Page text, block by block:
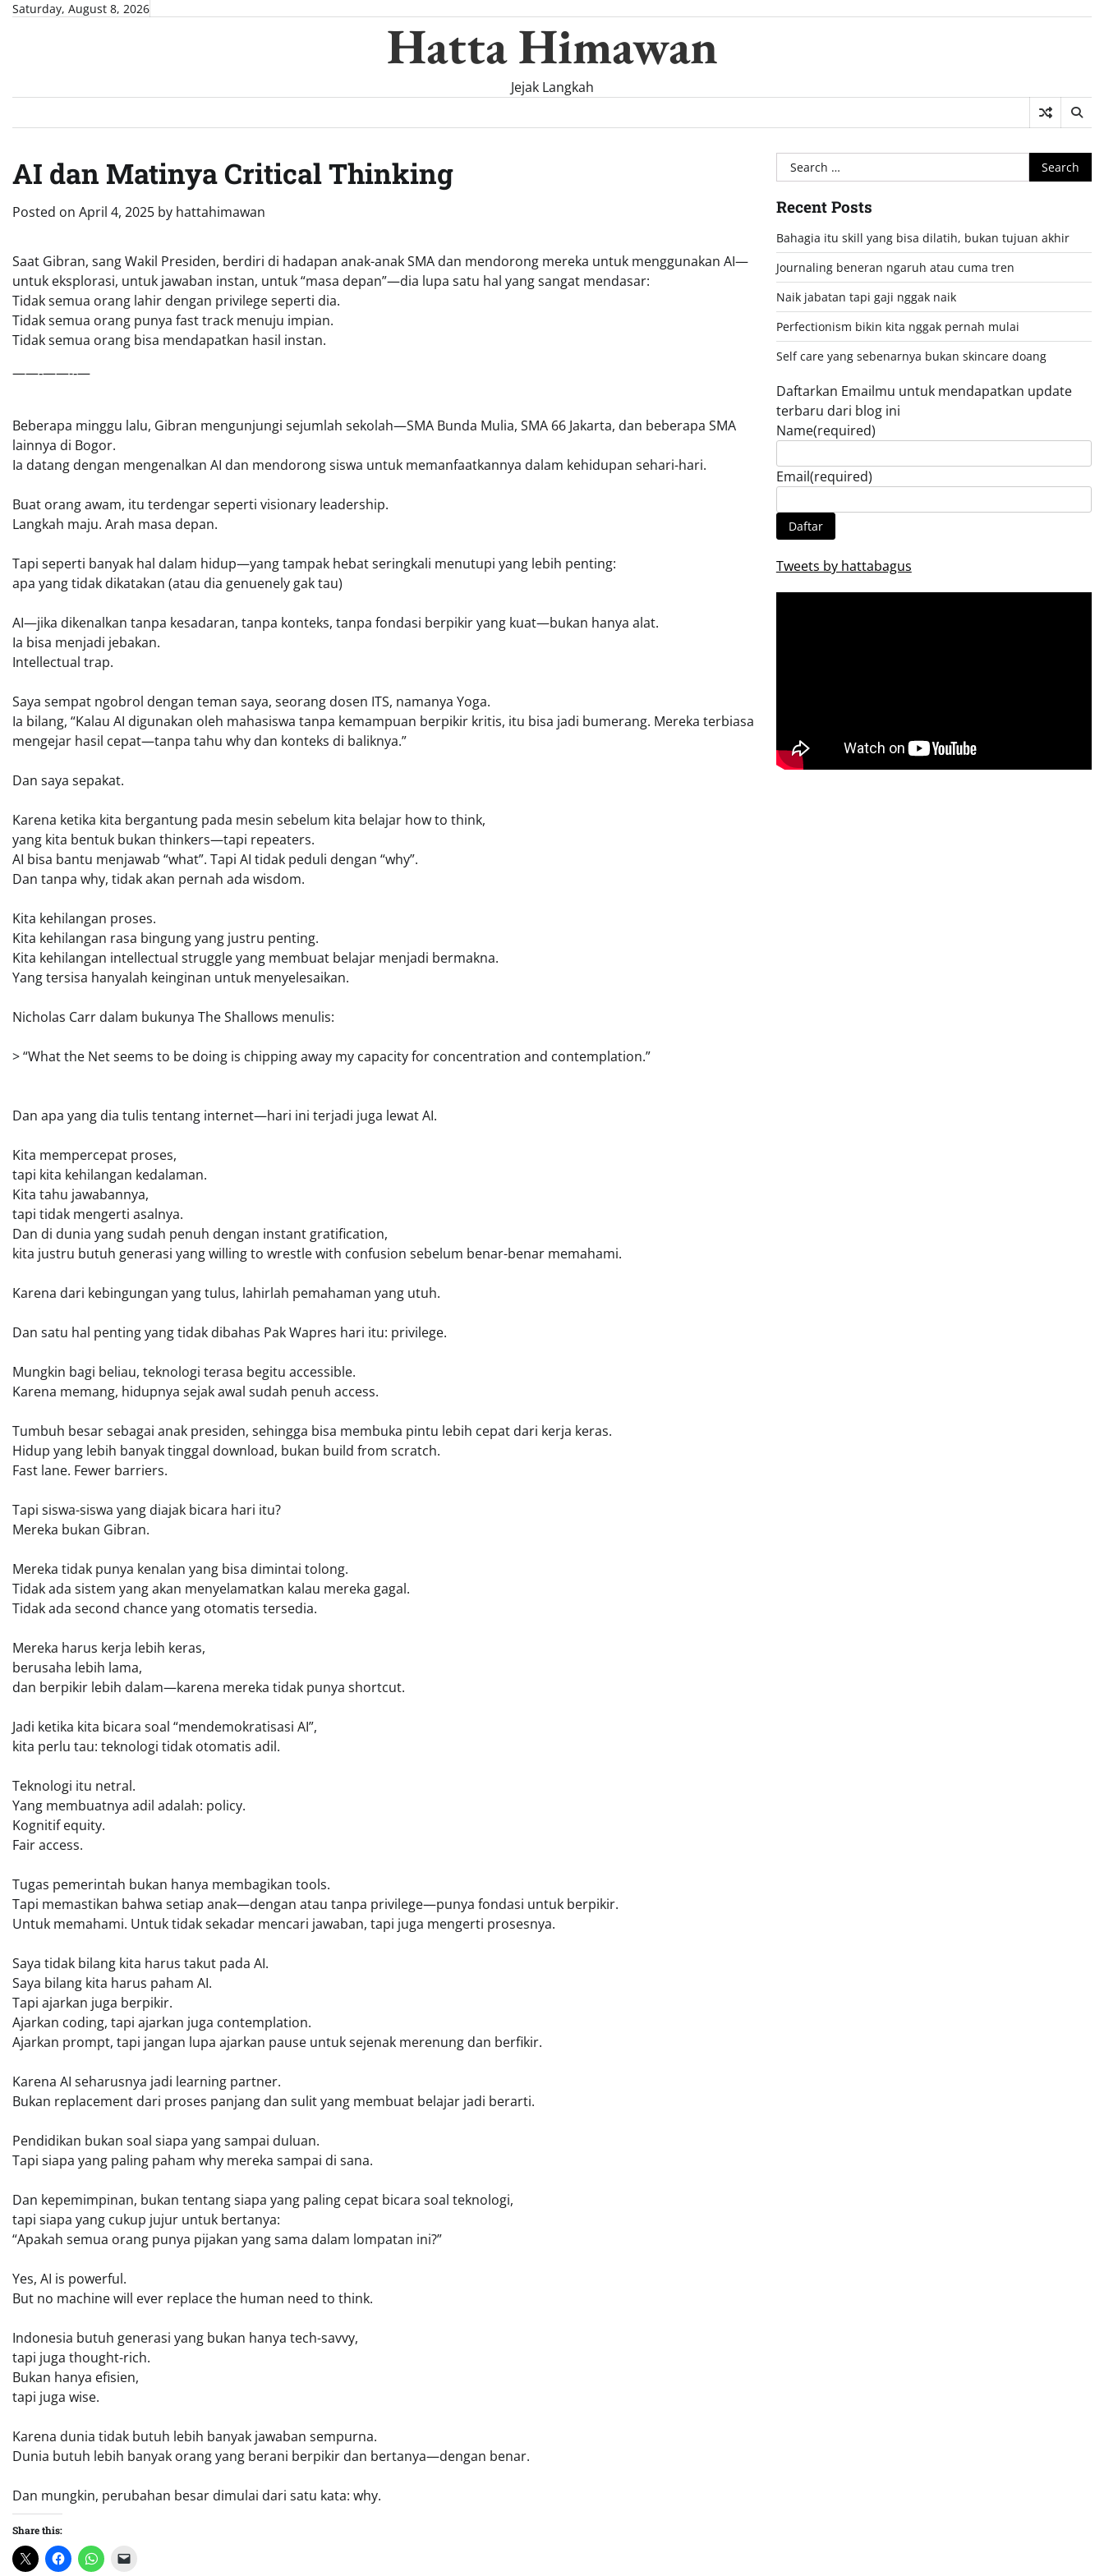
SkipSaturday, August 8, 2026
Hatta Himawan
Jejak Langkah
AI dan Matinya Critical Thinking
Posted on April 4, 2025 by hattahimawan
Saat Gibran, sang Wakil Presiden, berdiri di hadapan anak-anak SMA dan mendorong mereka untuk menggunakan AI—
untuk eksplorasi, untuk jawaban instan, untuk “masa depan”—dia lupa satu hal yang sangat mendasar:
Tidak semua orang lahir dengan privilege seperti dia.
Tidak semua orang punya fast track menuju impian.
Tidak semua orang bisa mendapatkan hasil instan.
——‐——-‐—
Beberapa minggu lalu, Gibran mengunjungi sejumlah sekolah—SMA Bunda Mulia, SMA 66 Jakarta, dan beberapa SMA
lainnya di Bogor.
Ia datang dengan mengenalkan AI dan mendorong siswa untuk memanfaatkannya dalam kehidupan sehari-hari.
Buat orang awam, itu terdengar seperti visionary leadership.
Langkah maju. Arah masa depan.
Tapi seperti banyak hal dalam hidup—yang tampak hebat seringkali menutupi yang lebih penting:
apa yang tidak dikatakan (atau dia genuenely gak tau)
AI—jika dikenalkan tanpa kesadaran, tanpa konteks, tanpa fondasi berpikir yang kuat—bukan hanya alat.
Ia bisa menjadi jebakan.
Intellectual trap.
Saya sempat ngobrol dengan teman saya, seorang dosen ITS, namanya Yoga.
Ia bilang, “Kalau AI digunakan oleh mahasiswa tanpa kemampuan berpikir kritis, itu bisa jadi bumerang. Mereka terbiasa
mengejar hasil cepat—tanpa tahu why dan konteks di baliknya.”
Dan saya sepakat.
Karena ketika kita bergantung pada mesin sebelum kita belajar how to think,
yang kita bentuk bukan thinkers—tapi repeaters.
AI bisa bantu menjawab “what”. Tapi AI tidak peduli dengan “why”.
Dan tanpa why, tidak akan pernah ada wisdom.
Kita kehilangan proses.
Kita kehilangan rasa bingung yang justru penting.
Kita kehilangan intellectual struggle yang membuat belajar menjadi bermakna.
Yang tersisa hanyalah keinginan untuk menyelesaikan.
Nicholas Carr dalam bukunya The Shallows menulis:
> “What the Net seems to be doing is chipping away my capacity for concentration and contemplation.”
Dan apa yang dia tulis tentang internet—hari ini terjadi juga lewat AI.
Kita mempercepat proses,
tapi kita kehilangan kedalaman.
Kita tahu jawabannya,
tapi tidak mengerti asalnya.
Dan di dunia yang sudah penuh dengan instant gratification,
kita justru butuh generasi yang willing to wrestle with confusion sebelum benar-benar memahami.
Karena dari kebingungan yang tulus, lahirlah pemahaman yang utuh.
Dan satu hal penting yang tidak dibahas Pak Wapres hari itu: privilege.
Mungkin bagi beliau, teknologi terasa begitu accessible.
Karena memang, hidupnya sejak awal sudah penuh access.
Tumbuh besar sebagai anak presiden, sehingga bisa membuka pintu lebih cepat dari kerja keras.
Hidup yang lebih banyak tinggal download, bukan build from scratch.
Fast lane. Fewer barriers.
Tapi siswa-siswa yang diajak bicara hari itu?
Mereka bukan Gibran.
Mereka tidak punya kenalan yang bisa dimintai tolong.
Tidak ada sistem yang akan menyelamatkan kalau mereka gagal.
Tidak ada second chance yang otomatis tersedia.
Mereka harus kerja lebih keras,
berusaha lebih lama,
dan berpikir lebih dalam—karena mereka tidak punya shortcut.
Jadi ketika kita bicara soal “mendemokratisasi AI”,
kita perlu tau: teknologi tidak otomatis adil.
Teknologi itu netral.
Yang membuatnya adil adalah: policy.
Kognitif equity.
Fair access.
Tugas pemerintah bukan hanya membagikan tools.
Tapi memastikan bahwa setiap anak—dengan atau tanpa privilege—punya fondasi untuk berpikir.
Untuk memahami. Untuk tidak sekadar mencari jawaban, tapi juga mengerti prosesnya.
Saya tidak bilang kita harus takut pada AI.
Saya bilang kita harus paham AI.
Tapi ajarkan juga berpikir.
Ajarkan coding, tapi ajarkan juga contemplation.
Ajarkan prompt, tapi jangan lupa ajarkan pause untuk sejenak merenung dan berfikir.
Karena AI seharusnya jadi learning partner.
Bukan replacement dari proses panjang dan sulit yang membuat belajar jadi berarti.
Pendidikan bukan soal siapa yang sampai duluan.
Tapi siapa yang paling paham why mereka sampai di sana.
Dan kepemimpinan, bukan tentang siapa yang paling cepat bicara soal teknologi,
tapi siapa yang cukup jujur untuk bertanya:
“Apakah semua orang punya pijakan yang sama dalam lompatan ini?”
Yes, AI is powerful.
But no machine will ever replace the human need to think.
Indonesia butuh generasi yang bukan hanya tech-savvy,
tapi juga thought-rich.
Bukan hanya efisien,
tapi juga wise.
Karena dunia tidak butuh lebih banyak jawaban sempurna.
Dunia butuh lebih banyak orang yang berani berpikir dan bertanya—dengan benar.
Dan mungkin, perubahan besar dimulai dari satu kata: why.
Share this:
Search
for:
Recent Posts
Bahagia itu skill yang bisa dilatih, bukan tujuan akhir
Journaling beneran ngaruh atau cuma tren
Naik jabatan tapi gaji nggak naik
Perfectionism bikin kita nggak pernah mulai
Self care yang sebenarnya bukan skincare doang
Daftarkan Emailmu untuk mendapatkan update
terbaru dari blog ini
Name(required)
Email(required)
Daftar
Tweets by hattabagus